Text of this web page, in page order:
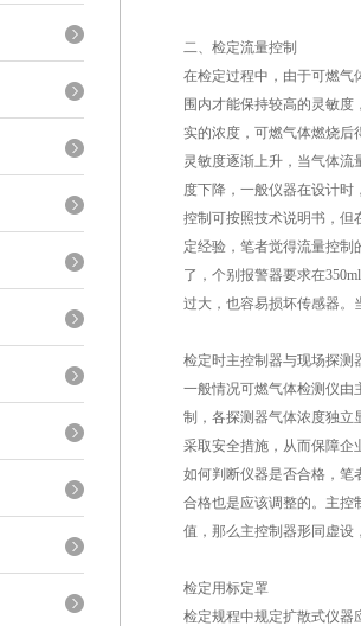
二、检定流量控制
在检定过程中，由于可燃气
围内才能保持较高的灵敏
实的浓度，可燃气体燃烧后
灵敏度逐渐上升，当气体
度下降，一般仪器在设计时
控制可按照技术说明书，但
定经验，笔者觉得流量控制
了，个别报警器要求在
过大，也容易损坏传感器。
检定时主控制器与现场探测
一般情况可燃气体检测仪由
制，各探测器气体浓度独立
采取安全措施，从而保障企
如何判断仪器是否合格，笔
合格也是应该调整的。主控
值，那么主控制器形同虚设
检定用标定罩
检定规程中规定扩散式仪器